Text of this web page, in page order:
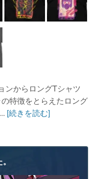
ンからロングTシャツ
特徴をとらえたロング
[続きを読む]